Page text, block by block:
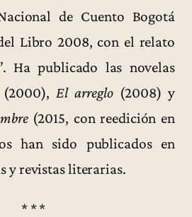
de Cuento Bogotá
Libro 2008, con el relato
Ha publicado las novelas
El arreglo(2008) y
(2015, con reedición en
han sido publicados en
y revistas literarias.
* * *